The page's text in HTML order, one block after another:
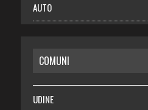
AUTO
RISPARMIO
SALUTE
COMUNI
UDINE